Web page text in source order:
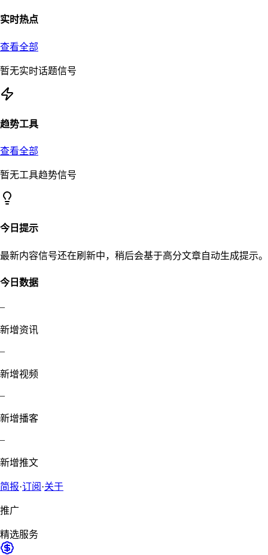
实时热点
查看全部
暂无实时话题信号
趋势工具
查看全部
暂无工具趋势信号
今日提示
最新内容信号还在刷新中，稍后会基于高分文章自动生成提示。
今日数据
–
新增资讯
–
新增视频
–
新增播客
–
新增推文
简报·订阅 ·关于
推广
精选服务